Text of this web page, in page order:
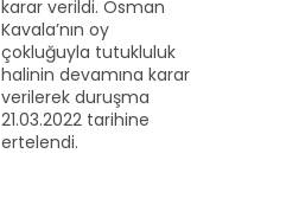
karar verildi. Osman
Kavala’nın oy
çokluğuyla tutukluluk
halinin devamına karar
verilerek duruşma
21.03.2022 tarihine
ertelendi.